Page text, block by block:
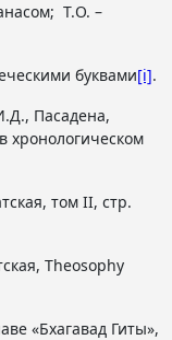
T.О. –
буквами[i].
Пасадена,
хронологическом
том II, стр.
Theosophy
«Бхагавад Гиты»,